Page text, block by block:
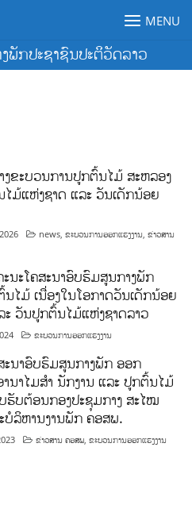
ພັກປະຊາຊົນປະຕິວັດລາວ
MENU
ງຂະບວນການປູກຕົ້ນໄມ້ ສະຫລອງ
ມ້ແຫ່ງຊາດ ແລະ ວັນເດັກນ້ອຍ
news,ຂະບວນການອອກແຮງງານ,ຂ່າວສານ
ນະໂຄສະນາອົບຮົມສູນກາງພັກ
ໄມ້ ເນື່ອງໃນໂອກາດວັນເດັກນ້ອຍ
ະ ວັນປູກຕົ້ນໄມ້ແຫ່ງຊາດລາວ
ຂະບວນການອອກແຮງງານ
ະນາອົບຮົມສູນກາງພັກ ອອກ
ານາໄມສໍາ ນັກງານ ແລະ ປູກຕົ້ນໄມ້
ຮັບຕ້ອນກອງປະຊຸມກາງ ສະໄໝ
ບໍລິຫານງານພັກ ຄອສພ.
ຂ່າວສານ ຄອສພ,ຂະບວນການອອກແຮງງານ